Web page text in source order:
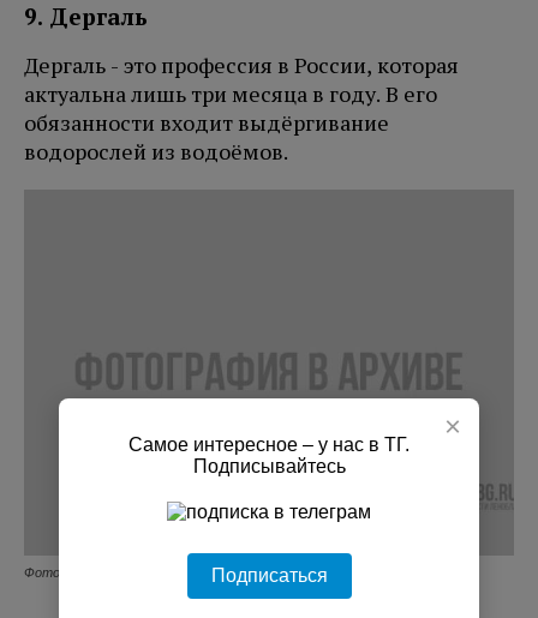
9. Дергаль
Дергаль - это профессия в России, которая
актуальна лишь три месяца в году. В его
обязанности входит выдёргивание
водорослей из водоёмов.
Фото: Picsgear.ru
×
Самое интересное – у нас в ТГ.
Подписывайтесь
Подписаться